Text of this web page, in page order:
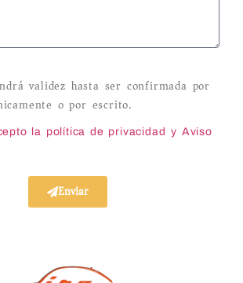
validez hasta ser confirmada por
o por escrito.
la política de privacidad
y Aviso
Enviar